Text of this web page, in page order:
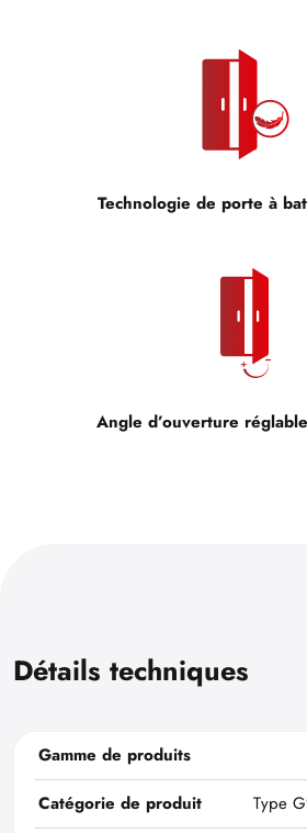
Technologie de porte à
Angle d’ouverture
Détails techniques
Gamme de produits
Catégorie de produit
Type